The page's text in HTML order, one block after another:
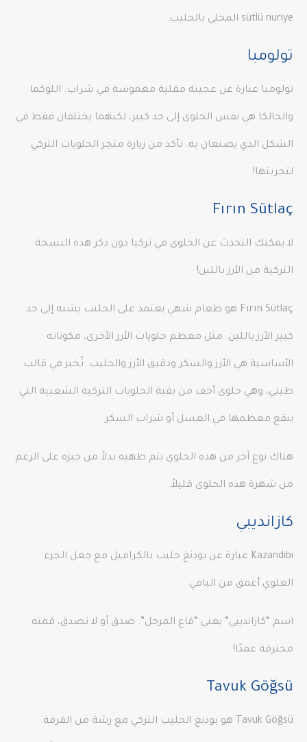
sütlü nuriye المحلى بالحليب.
تولومبا
تولومبا عبارة عن عجينة مقلية مغموسة في شراب. اللوكما
والحالكا هي نفس الحلوى إلى حد كبير، لكنهما يختلفان فقط في
الشكل الذي يصنعان به. تأكد من زيارة متجر الحلويات التركي
لتجربتها!
Fırın Sütlaç
لا يمكنك التحدث عن الحلوى في تركيا دون ذكر هذه النسخة
التركية من الأرز باللبن!
Fırın Sütlaç هو طعام شهي يعتمد على الحليب يشبه إلى حد
كبير الأرز باللبن. مثل معظم حلويات الأرز الأخرى، مكوناته
الأساسية هي الأرز والسكر ودقيق الأرز والحليب. تُخبز في قالب
طيني، وهي حلوى أخف من بقية الحلويات التركية الشعبية التي
ينقع معظمها في العسل أو شراب السكر.
هناك نوع آخر من هذه الحلوى يتم طهيه بدلاً من خبزه على الرغم
من شهرة هذه الحلوى قليلاً.
كازانديبي
Kazandibi عبارة عن بودنغ حليب بالكراميل مع جعل الجزء
العلوي أغمق من الباقي.
اسم “كازانديبي” يعني “قاع المرجل”. صدق أو لا تصدق، قمته
محترقة عمدًا!
Tavuk Göğsü
Tavuk Göğsü هو بودنغ الحليب التركي مع رشة من القرفة.